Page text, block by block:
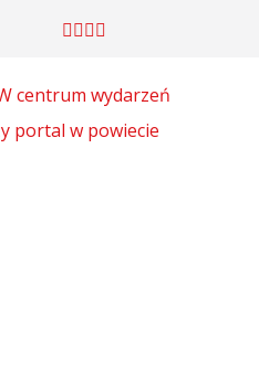
portal w powiecie